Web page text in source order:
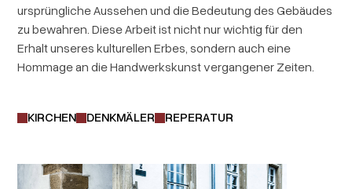
ursprüngliche Aussehen und die Bedeutung des Gebäudes
zu bewahren. Diese Arbeit ist nicht nur wichtig für den
Erhalt unseres kulturellen Erbes, sondern auch eine
Hommage an die Handwerkskunst vergangener Zeiten.
KIRCHEN DENKMÄLER REPERATUR